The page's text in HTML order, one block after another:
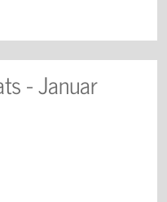
- Januar